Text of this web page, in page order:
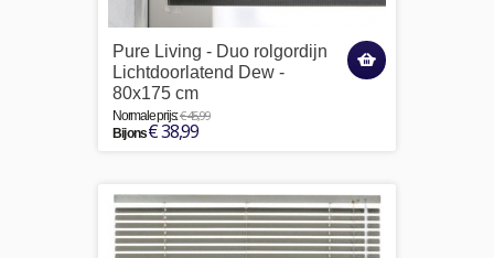
Pure Living - Duo rolgordijn
Lichtdoorlatend Dew -
80x175 cm
Normale prijs:€ 45,99
Bij ons€ 38,99